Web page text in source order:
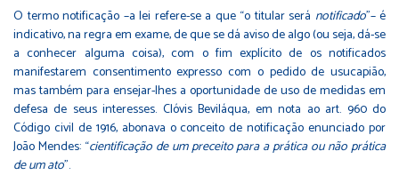
O termo notificação –a lei refere-se a que “o titular será notificado”– é
indicativo, na regra em exame, de que se dá aviso de algo (ou seja, dá-se
a conhecer alguma coisa), com o fim explícito de os notificados
manifestarem consentimento expresso com o pedido de usucapião,
mas também para ensejar-lhes a oportunidade de uso de medidas em
defesa de seus interesses. Clóvis Beviláqua, em nota ao art. 960 do
Código civil de 1916, abonava o conceito de notificação enunciado por
João Mendes: “cientificação de um preceito para a prática ou não prática
de um ato”.